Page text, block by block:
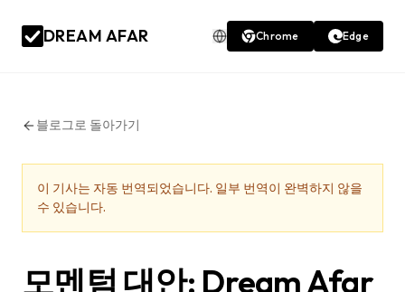
DREAM AFAR Chrome Edge
블로그로 돌아가기
이 기사는 자동 번역되었습니다. 일부 번역이 완벽하지 않을
수 있습니다.
모멘텀 대안: Dream Afar